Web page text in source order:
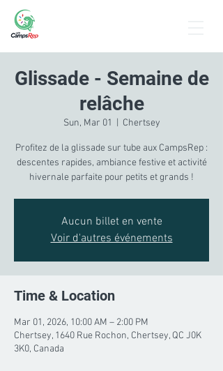
Glissade - Semaine de
relâche
Sun, Mar 01 Chertsey
Profitez de la glissade sur tube aux CampsRep :
descentes rapides, ambiance festive et activité
hivernale parfaite pour petits et grands !
Aucun billet en vente
Voir d'autres événements
Time & Location
Mar 01, 2026, 10:00 AM – 2:00 PM
Chertsey, 1640 Rue Rochon, Chertsey, QC J0K
3K0, Canada